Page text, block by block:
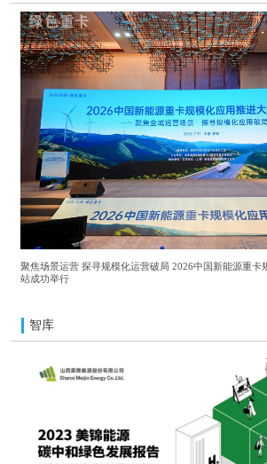
聚焦场景运营 探寻规模化运营破局 2026中国新能源重卡
站成功举行
智库